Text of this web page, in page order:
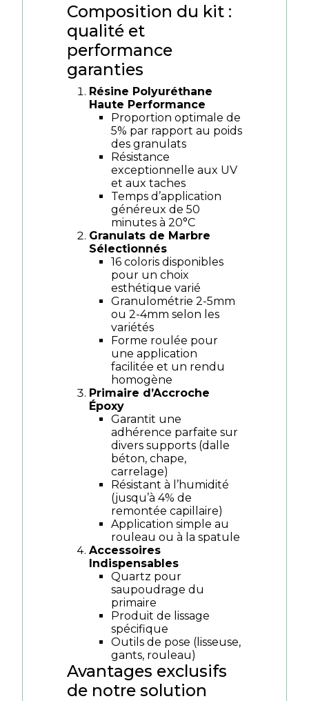
Composition du kit :
qualité et
performance
garanties
Résine Polyuréthane
Haute Performance
Proportion optimale de
5% par rapport au poids
des granulats
Résistance
exceptionnelle aux UV
et aux taches
Temps d’application
généreux de 50
minutes à 20°C
Granulats de Marbre
Sélectionnés
16 coloris disponibles
pour un choix
esthétique varié
Granulométrie 2-5mm
ou 2-4mm selon les
variétés
Forme roulée pour
une application
facilitée et un rendu
homogène
Primaire d’Accroche
Époxy
Garantit une
adhérence parfaite sur
divers supports (dalle
béton, chape,
carrelage)
Résistant à l’humidité
(jusqu’à 4% de
remontée capillaire)
Application simple au
rouleau ou à la spatule
Accessoires
Indispensables
Quartz pour
saupoudrage du
primaire
Produit de lissage
spécifique
Outils de pose (lisseuse,
gants, rouleau)
Avantages exclusifs
de notre solution